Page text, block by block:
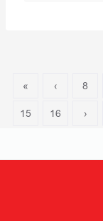
« ‹ 8
15 16 ›